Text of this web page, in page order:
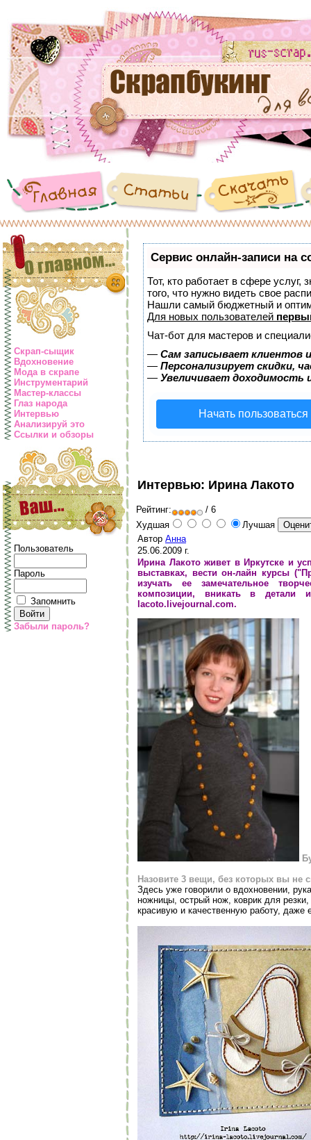
Скрап-сыщик
Вдохновение
Мода в скрапе
Инструментарий
Мастер-классы
Глаз народа
Интервью
Анализируй это
Ссылки и обзоры
Пользователь
Пароль
Запомнить
Забыли пароль?
Сервис онлайн-записи на
Тот, кто работает в сфере
того, что нужно видеть свое
Нашли самый бюджетный и
Для новых пользователей
Чат-бот для мастеров и
— Сам записывает клиентов
— Персонализирует скидки,
— Увеличивает
Начать
Интервью: Ирина Лакото
Рейтинг:
/ 6
Худшая
Лучшая
Автор Анна
25.06.2009 г.
Ирина Лакото живет в Иркутске и
выставках, вести он-лайн курсы
изучать ее замечательное
композиции, вникать в детали
lacoto.livejournal.com.
Назовите 3 вещи, без которых вы не
Здесь уже говорили о вдохновении,
ножницы, острый нож, коврик для
красивую и качественную работу, даже